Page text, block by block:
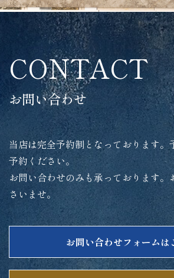
CONTACT
お問い合わせ
当店は完全予約制となっております。
予約ください。
お問い合わせのみも承っております
さいませ。
お問い合わせフォームは